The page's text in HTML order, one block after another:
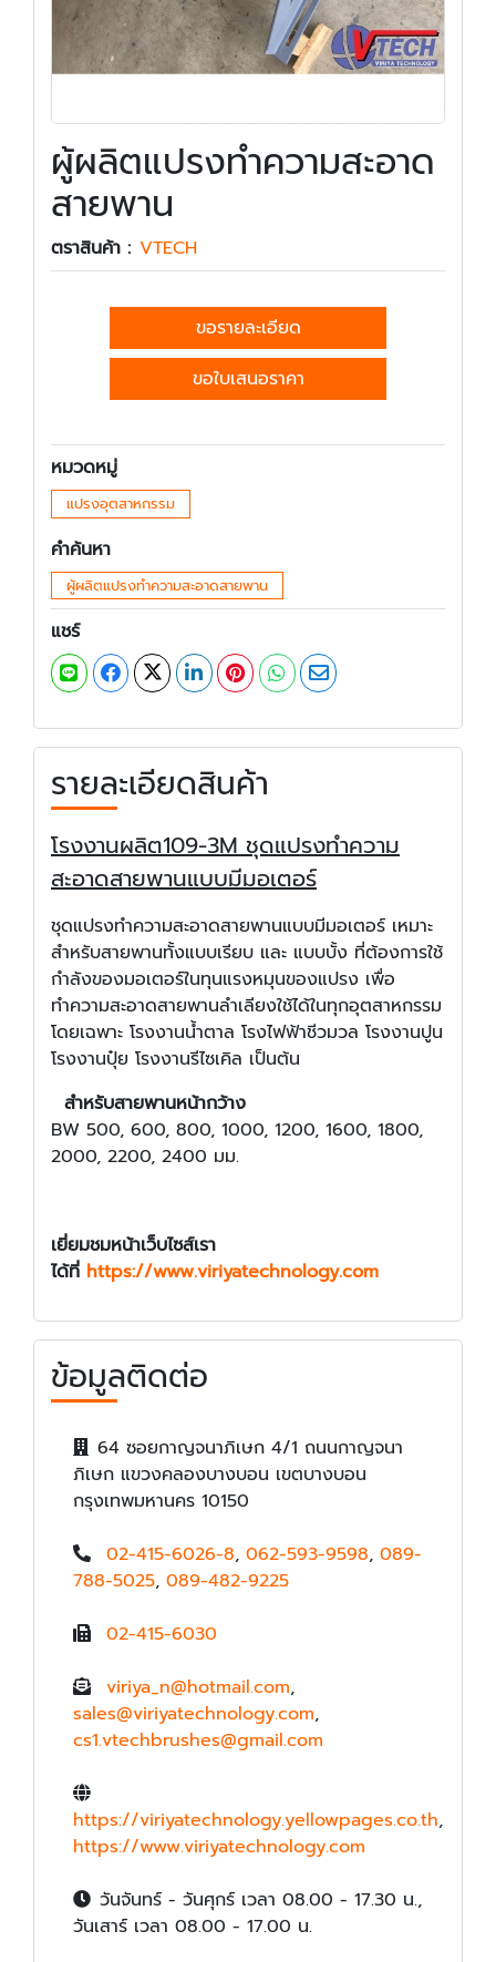
ผู้ผลิตแปรงทำความสะอาด
สายพาน
ตราสินค้า : VTECH
ขอรายละเอียด
ขอใบเสนอราคา
หมวดหมู่
แปรงอุตสาหกรรม
คำค้นหา
ผู้ผลิตแปรงทำความสะอาดสายพาน
แชร์
รายละเอียดสินค้า
โรงงานผลิต109-3M ชุดแปรงทำความ
สะอาดสายพานแบบมีมอเตอร์
ชุดแปรงทำความสะอาดสายพานแบบมีมอเตอร์ เหมาะ
สำหรับสายพานทั้งแบบเรียบ และ แบบบั้ง ที่ต้องการใช้
กำลังของมอเตอร์ในทุนแรงหมุนของแปรง เพื่อ
ทำความสะอาดสายพานลำเลียงใช้ได้ในทุกอุตสาหกรรม
โดยเฉพาะ โรงงานน้ำตาล โรงไฟฟ้าชีวมวล โรงงานปูน
โรงงานปุ๋ย โรงงานรีไซเคิล เป็นต้น
สำหรับสายพานหน้ากว้าง
BW 500, 600, 800, 1000, 1200, 1600, 1800,
2000, 2200, 2400 มม.
เยี่ยมชมหน้าเว็บไซส์เรา
ได้ที่ https://www.viriyatechnology.com
ข้อมูลติดต่อ
64 ซอยกาญจนาภิเษก 4/1 ถนนกาญจนา
ภิเษก แขวงคลองบางบอน เขตบางบอน
กรุงเทพมหานคร 10150
02-415-6026-8, 062-593-9598, 089-
788-5025, 089-482-9225
02-415-6030
viriya_n@hotmail.com,
sales@viriyatechnology.com,
cs1.vtechbrushes@gmail.com
https://viriyatechnology.yellowpages.co.th,
https://www.viriyatechnology.com
วันจันทร์ - วันศุกร์ เวลา 08.00 - 17.30 น.,
วันเสาร์ เวลา 08.00 - 17.00 น.